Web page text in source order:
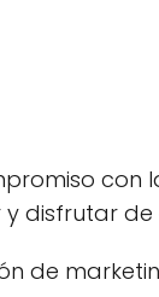
con
disfrutar de
de